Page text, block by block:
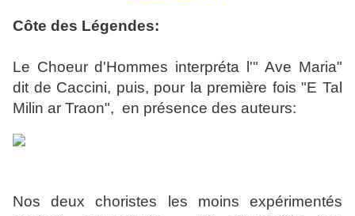
Côte des Légendes:
Le Choeur d'Hommes interpréta l'" Ave Maria"
dit de Caccini, puis, pour la première fois "E Tal
Milin ar Traon", en présence des auteurs:
Nos deux choristes les moins expérimentés